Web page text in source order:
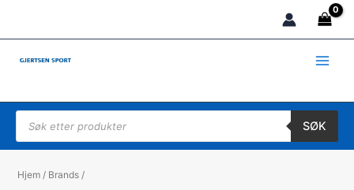
til
innholdet
Products search
SØK
Hjem / Brands /